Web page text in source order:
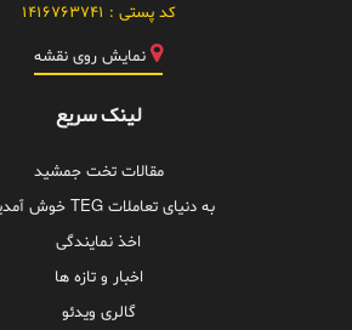
کد پستی : 1416763741
نمایش روی نقشه
لینک سریع
مقالات تخت جمشید
به دنیای تعاملات TEG خوش آمدید!
اخذ نمایندگی
اخبار و تازه ها
گالری ویدئو